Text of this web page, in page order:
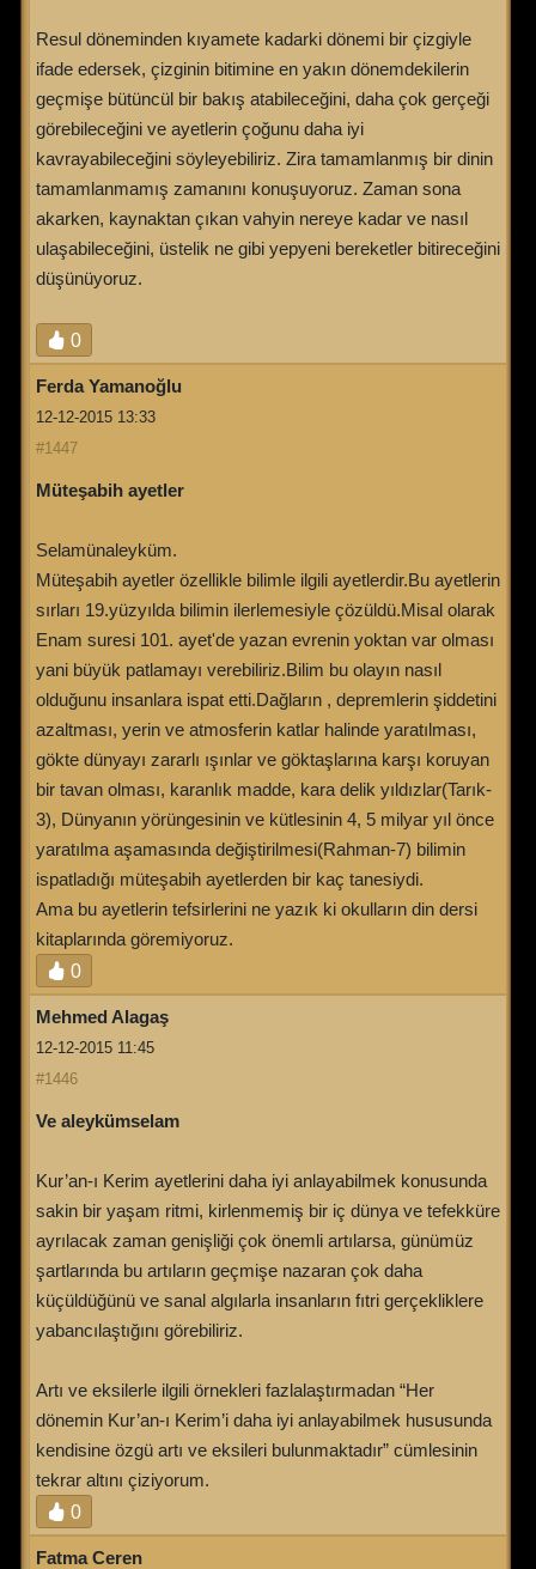
Resul döneminden kıyamete kadarki dönemi bir çizgiyle
ifade edersek, çizginin bitimine en yakın dönemdekilerin
geçmişe bütüncül bir bakış atabileceğini, daha çok gerçeği
görebileceğini ve ayetlerin çoğunu daha iyi
kavrayabileceğini söyleyebiliriz. Zira tamamlanmış bir dinin
tamamlanmamış zamanını konuşuyoruz. Zaman sona
akarken, kaynaktan çıkan vahyin nereye kadar ve nasıl
ulaşabileceğini, üstelik ne gibi yepyeni bereketler bitireceğini
düşünüyoruz.
0
Ferda Yamanoğlu
12-12-2015 13:33
#1447
Müteşabih ayetler
Selamünaleyküm.
Müteşabih ayetler özellikle bilimle ilgili ayetlerdir.Bu ayetlerin
sırları 19.yüzyılda bilimin ilerlemesiyle çözüldü.Misal olarak
Enam suresi 101. ayet'de yazan evrenin yoktan var olması
yani büyük patlamayı verebiliriz.Bilim bu olayın nasıl
olduğunu insanlara ispat etti.Dağların , depremlerin şiddetini
azaltması, yerin ve atmosferin katlar halinde yaratılması,
gökte dünyayı zararlı ışınlar ve göktaşlarına karşı koruyan
bir tavan olması, karanlık madde, kara delik yıldızlar(Tarık-
3), Dünyanın yörüngesinin ve kütlesinin 4, 5 milyar yıl önce
yaratılma aşamasında değiştirilmesi(Rahman-7) bilimin
ispatladığı müteşabih ayetlerden bir kaç tanesiydi.
Ama bu ayetlerin tefsirlerini ne yazık ki okulların din dersi
kitaplarında göremiyoruz.
0
Mehmed Alagaş
12-12-2015 11:45
#1446
Ve aleykümselam
Kur’an-ı Kerim ayetlerini daha iyi anlayabilmek konusunda
sakin bir yaşam ritmi, kirlenmemiş bir iç dünya ve tefekküre
ayrılacak zaman genişliği çok önemli artılarsa, günümüz
şartlarında bu artıların geçmişe nazaran çok daha
küçüldüğünü ve sanal algılarla insanların fıtri gerçekliklere
yabancılaştığını görebiliriz.
Artı ve eksilerle ilgili örnekleri fazlalaştırmadan “Her
dönemin Kur’an-ı Kerim’i daha iyi anlayabilmek hususunda
kendisine özgü artı ve eksileri bulunmaktadır” cümlesinin
tekrar altını çiziyorum.
0
Fatma Ceren